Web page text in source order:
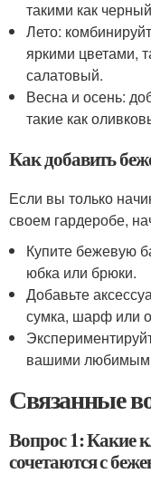
такими как
Лето:
яркими цветами,
салатовый.
Весна и осень:
такие как
Как добавить
Если вы только
своем гардеробе,
Купите бежевую
юбка или брюки.
Добавьте
сумка, шарф или
вашими
Связанные
Вопрос 1: Какие
сочетаются с